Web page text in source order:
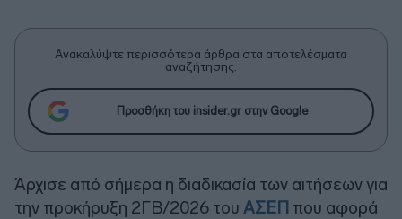
Ανακαλύψτε περισσότερα άρθρα στα αποτελέσματα
αναζήτησης.
Προσθήκη του insider.gr στην Google
Άρχισε από σήμερα η διαδικασία των αιτήσεων για
την προκήρυξη 2ΓΒ/2026 του ΑΣΕΠ που αφορά